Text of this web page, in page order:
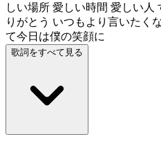
しい場所 愛しい時間 愛しい人
りがとう いつもより言いたく
て今日は僕の笑顔に
歌詞をすべて見る